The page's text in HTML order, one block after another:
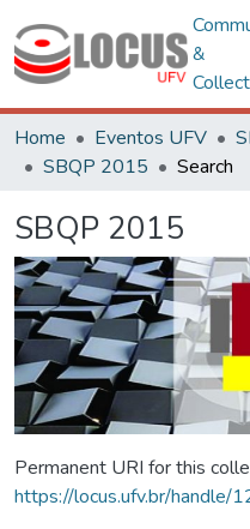
&
Home Eventos UFV
SBQP 2015
Search
SBQP 2015
Permanent URI for this
https://locus.ufv.br/